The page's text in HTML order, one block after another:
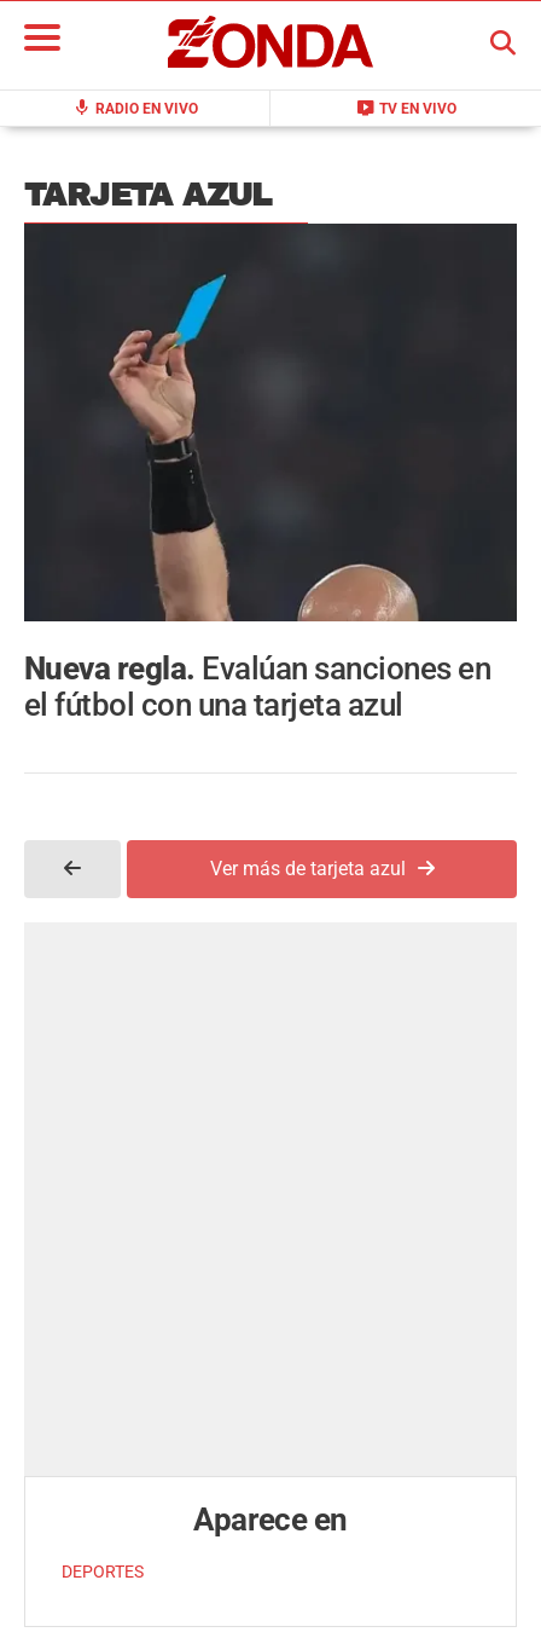
mic RADIO EN VIVO live_tv TV EN VIVO
BUSCAR
TARJETA AZUL
Nueva regla. Evalúan sanciones en
el fútbol con una tarjeta azul
Ver más de tarjeta azul
Aparece en
DEPORTES